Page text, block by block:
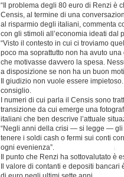
“Il problema degli 80 euro di Renzi è
Censis, al termine di una
al risparmio degli italiani, commenta
con gli stimoli all’economia ideati dal
“Visto il contesto in cui ci troviamo
poco ma soprattutto non ha avuto
che motivasse davvero la spesa.
a disposizione se non ha un buon
Il giudizio non vuole essere
consiglio.
I numeri di cui parla il Censis sono
transizione da cui emerge una
italiani che ben descrive l’attuale
“Negli anni della crisi — si legge — gli
tenere i soldi cash o fermi sui conti
ogni evenienza”.
Il punto che Renzi ha sottovalutato è
Il valore di contanti e depositi